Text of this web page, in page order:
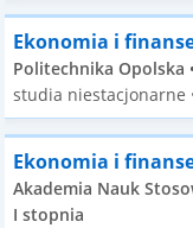
Ekonomia i
Politechnika Opolska
studia niestacjonarne
Ekonomia i
Akademia Nauk
I stopnia